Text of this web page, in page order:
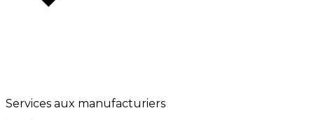
Services aux manufacturiers